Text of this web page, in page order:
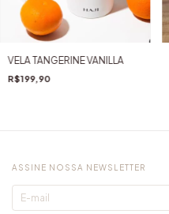
VELA TANGERINE VANILLA
R$199,90
ASSINE NOSSA NEWSLETTER